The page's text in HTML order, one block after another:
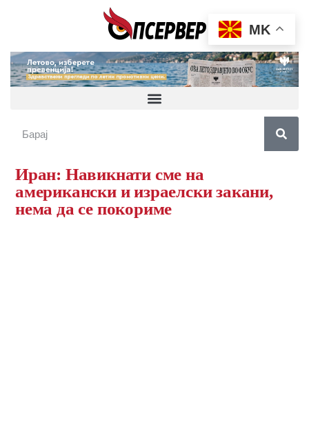
Иран: Навикнати сме на
американски и израелски закани,
нема да се покориме
MK